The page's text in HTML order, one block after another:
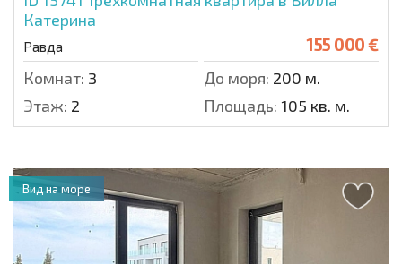
Катерина
Равда 155 000 €
Комнат: 3 До моря: 200 м.
Этаж: 2 Площадь: 105 кв. м.
Вид на море